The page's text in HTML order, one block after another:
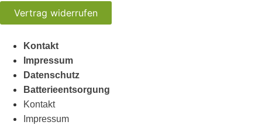
Vertrag widerrufen
Kontakt
Impressum
Datenschutz
Batterieentsorgung
Kontakt
Impressum